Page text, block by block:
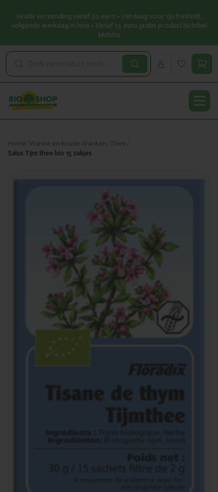
Gratis verzending vanaf 50 euro • Vandaag voor 13u besteld,
volgende werkdag in huis • Vanaf 25 euro gratis product Nutribel
Matcha
Home Warme en koude dranken Thee
Salus Tijm thee bio 15 zakjes